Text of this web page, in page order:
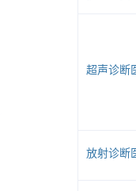
超声诊断
放射诊断